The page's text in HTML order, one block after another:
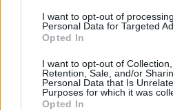
I want to opt-out of
Personal Data for Targeted
Opted In
I want to opt-out of Collection,
Retention, Sale, and/or
Personal Data that Is
Purposes for which it was
Opted In